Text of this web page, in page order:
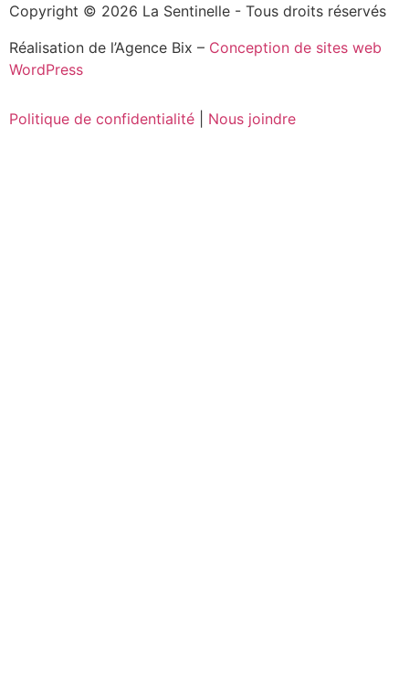
Copyright © 2026 La Sentinelle - Tous droits réservés
Réalisation de l’Agence Bix – Conception de sites web
WordPress
Politique de confidentialité Nous joindre